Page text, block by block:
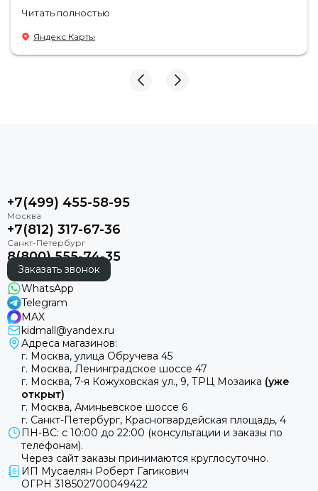
Читать полностью
Яндекс Карты
+7(499) 455-58-95
+7(812) 317-67-36
8(800) 555-74-35
Заказать звонок
WhatsApp
Telegram
MAX
kidmall@yandex.ru
Адреса магазинов:
г. Москва, улица Обручева 45
г. Москва, Ленинградское шоссе 47
г. Москва, 7-я Кожуховская ул., 9, ТРЦ Мозаика (уже
открыт)
г. Москва, Аминьевское шоссе 6
г. Санкт-Петербург, Красногвардейская площадь, 4
ПН-ВС: с 10:00 до 22:00 (консультации и заказы по
телефонам).
Через сайт заказы принимаются круглосуточно.
ИП Мусаелян Роберт Гагикович
ОГРН 318502700049422